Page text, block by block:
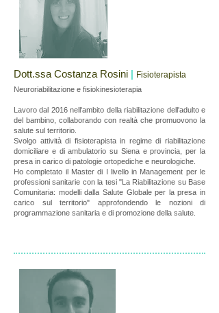
Dott.ssa Costanza Rosini | Fisioterapista
Neuroriabilitazione e fisiokinesioterapia
Lavoro dal 2016 nell'ambito della riabilitazione dell'adulto e
del bambino, collaborando con realtà che promuovono la
salute sul territorio.
Svolgo attività di fisioterapista in regime di riabilitazione
domiciliare e di ambulatorio su Siena e provincia, per la
presa in carico di patologie ortopediche e neurologiche.
Ho completato il Master di I livello in Management per le
professioni sanitarie con la tesi "La Riabilitazione su Base
Comunitaria: modelli dalla Salute Globale per la presa in
carico sul territorio" approfondendo le nozioni di
programmazione sanitaria e di promozione della salute.